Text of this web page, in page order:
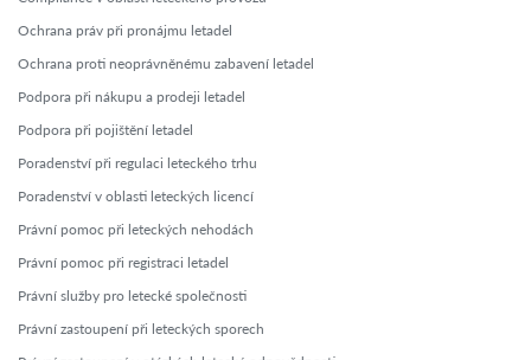
Ochrana práv při pronájmu letadel
Ochrana proti neoprávněnému zabavení letadel
Podpora při nákupu a prodeji letadel
Podpora při pojištění letadel
Poradenství při regulaci leteckého trhu
Poradenství v oblasti leteckých licencí
Právní pomoc při leteckých nehodách
Právní pomoc při registraci letadel
Právní služby pro letecké společnosti
Právní zastoupení při leteckých sporech